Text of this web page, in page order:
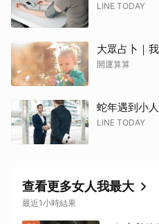
LINE TODAY
大眾占卜｜
開運算算
蛇年遇到小
LINE TODAY
查看更多女人我最大
最近1小時結果